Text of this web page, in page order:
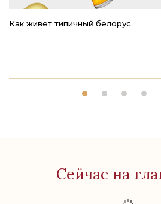
Как живет типичный белорус
Сейчас на